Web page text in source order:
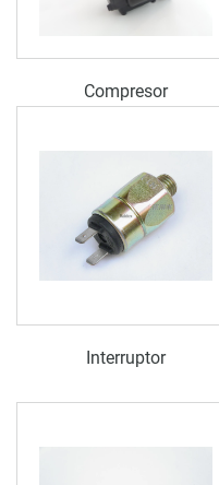
Compresor
Interruptor